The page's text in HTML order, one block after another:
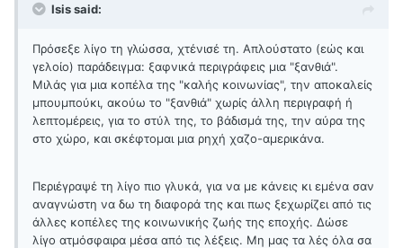
Isis said:
Πρόσεξε λίγο τη γλώσσα, χτένισέ τη. Απλούστατο (εώς και
γελοίο) παράδειγμα: ξαφνικά περιγράφεις μια "ξανθιά".
Μιλάς για μια κοπέλα της "καλής κοινωνίας", την αποκαλείς
μπουμπούκι, ακούω το "ξανθιά" χωρίς άλλη περιγραφή ή
λεπτομέρεις, για το στύλ της, το βάδισμά της, την αύρα της
στο χώρο, και σκέφτομαι μια ρηχή χαζο-αμερικάνα.
Περιέγραψέ τη λίγο πιο γλυκά, για να με κάνεις κι εμένα σαν
αναγνώστη να δω τη διαφορά της και πως ξεχωρίζει από τις
άλλες κοπέλες της κοινωνικής ζωής της εποχής. Δώσε
λίγο ατμόσφαιρα μέσα από τις λέξεις. Μη μας τα λές όλα σα